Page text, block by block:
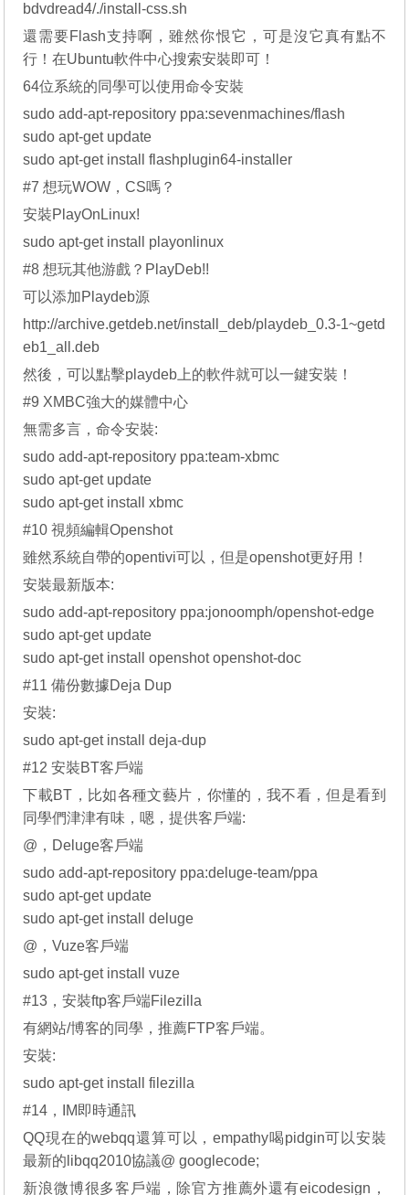
bdvdread4/./install-css.sh
還需要Flash支持啊，雖然你恨它，可是沒它真有點不
行！在Ubuntu軟件中心搜索安裝即可！
64位系統的同學可以使用命令安裝
sudo add-apt-repository ppa:sevenmachines/flash
sudo apt-get update
sudo apt-get install flashplugin64-installer
#7 想玩WOW，CS嗎？
安裝PlayOnLinux!
sudo apt-get install playonlinux
#8 想玩其他游戲？PlayDeb!!
可以添加Playdeb源
http://archive.getdeb.net/install_deb/playdeb_0.3-1~getd
eb1_all.deb
然後，可以點擊playdeb上的軟件就可以一鍵安裝！
#9 XMBC強大的媒體中心
無需多言，命令安裝:
sudo add-apt-repository ppa:team-xbmc
sudo apt-get update
sudo apt-get install xbmc
#10 視頻編輯Openshot
雖然系統自帶的opentivi可以，但是openshot更好用！
安裝最新版本:
sudo add-apt-repository ppa:jonoomph/openshot-edge
sudo apt-get update
sudo apt-get install openshot openshot-doc
#11 備份數據Deja Dup
安裝:
sudo apt-get install deja-dup
#12 安裝BT客戶端
下載BT，比如各種文藝片，你懂的，我不看，但是看到
同學們津津有味，嗯，提供客戶端:
@，Deluge客戶端
sudo add-apt-repository ppa:deluge-team/ppa
sudo apt-get update
sudo apt-get install deluge
@，Vuze客戶端
sudo apt-get install vuze
#13，安裝ftp客戶端Filezilla
有網站/博客的同學，推薦FTP客戶端。
安裝:
sudo apt-get install filezilla
#14，IM即時通訊
QQ現在的webqq還算可以，empathy喝pidgin可以安裝
最新的libqq2010協議@ googlecode;
新浪微博很多客戶端，除官方推薦外還有eicodesign，